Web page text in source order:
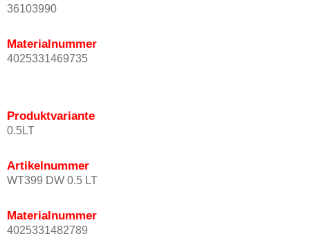
36103990
Materialnummer
4025331469735
Produktvariante
0.5LT
Artikelnummer
WT399 DW 0.5 LT
Materialnummer
4025331482789